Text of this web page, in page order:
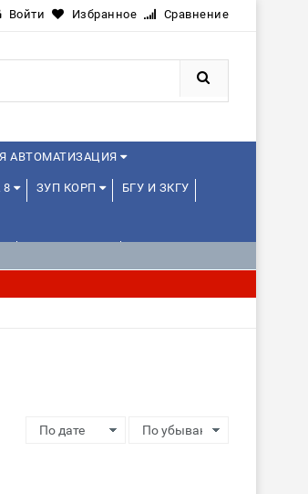
Войти Избранное Сравнение
АВТОМАТИЗАЦИЯ
8 ЗУП КОРП БГУ И ЗКГУ